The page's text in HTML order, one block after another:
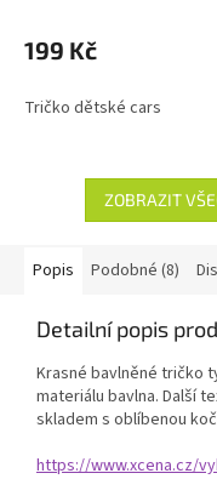
199 Kč
Tričko dětské cars
ZOBRAZIT
Popis Podobné (8)
Detailní popis
Krasné bavlněné tričko
materiálu bavlna. Další
skladem s oblíbenou
https://www.xcena.cz/